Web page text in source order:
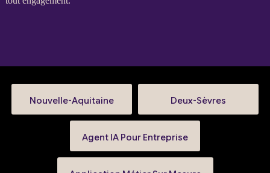
Nouvelle-Aquitaine Deux-Sèvres
Agent IA Pour Entreprise